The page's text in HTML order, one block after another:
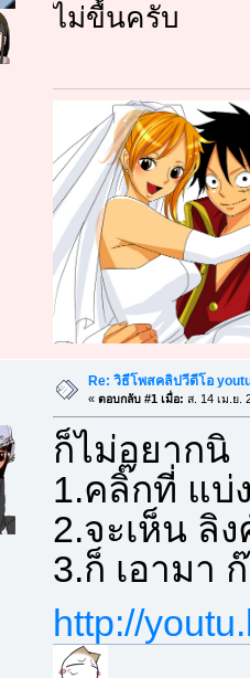
ไม่ขื้นครับ
Re: วิธีโพสคลิปวีดีโอ
« ตอบกลับ #1 เมื่อ: ส. 14 เม.ย.
ก็ไม่อยากนิ
1.คลิ๊กที่ แบ่
2.จะเห็น ลิ
3.ก็ เอามา
http://